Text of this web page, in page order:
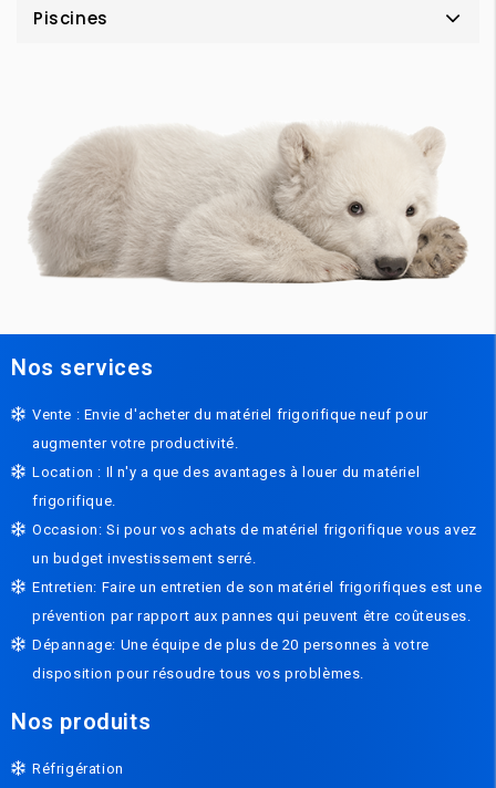
Piscines
Nos services
Vente : Envie d'acheter du matériel frigorifique neuf pour
augmenter votre productivité.
Location : Il n'y a que des avantages à louer du matériel
frigorifique.
Occasion: Si pour vos achats de matériel frigorifique vous avez
un budget investissement serré.
Entretien: Faire un entretien de son matériel frigorifiques est une
prévention par rapport aux pannes qui peuvent être coûteuses.
Dépannage: Une équipe de plus de 20 personnes à votre
disposition pour résoudre tous vos problèmes.
Nos produits
Réfrigération